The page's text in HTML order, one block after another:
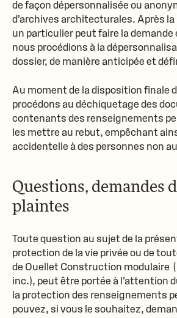
de façon dépersonnalisée ou
d’archives architecturales. Après
un particulier peut faire la demande
nous procédions à la
dossier, de manière anticipée et
Au moment de la disposition finale
procédons au déchiquetage des
contenants des renseignements
les mettre au rebut, empêchant
accidentelle à des personnes non
Questions, demandes
plaintes
Toute question au sujet de la
protection de la vie privée ou de
de Ouellet Construction modulaire (
inc.), peut être portée à l’attention
la protection des renseignements
pouvez, si vous le souhaitez,